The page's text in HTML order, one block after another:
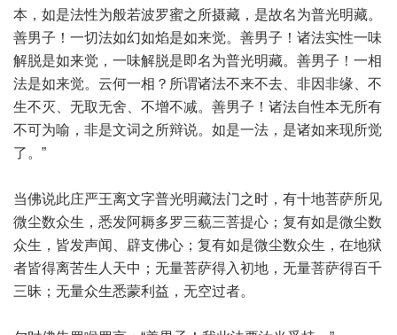
本，如是法性为般若波罗蜜之所摄藏，是故名为普光明藏。
善男子！一切法如幻如焰是如来觉。善男子！诸法实性一味
解脱是如来觉，一味解脱是即名为普光明藏。善男子！一相
法是如来觉。云何一相？所谓诸法不来不去、非因非缘、不
生不灭、无取无舍、不增不减。善男子！诸法自性本无所有
不可为喻，非是文词之所辩说。如是一法，是诸如来现所觉
了。”
当佛说此庄严王离文字普光明藏法门之时，有十地菩萨所见
微尘数众生，悉发阿耨多罗三藐三菩提心；复有如是微尘数
众生，皆发声闻、辟支佛心；复有如是微尘数众生，在地狱
者皆得离苦生人天中；无量菩萨得入初地，无量菩萨得百千
三昧；无量众生悉蒙利益，无空过者。